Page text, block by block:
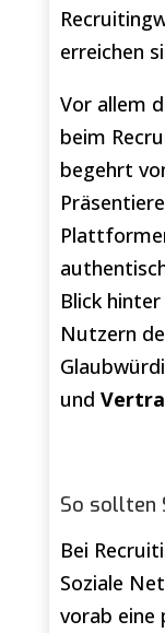
erreichen
Vor allem
beim
begehrt
Blick
Nutzern
und
So sollten
Bei
Soziale
vorab eine